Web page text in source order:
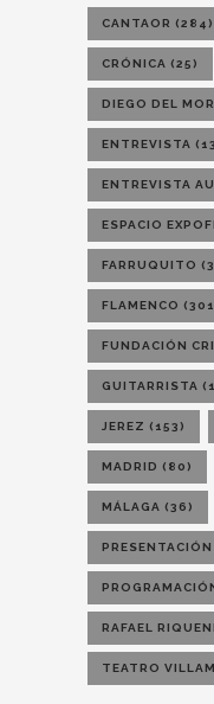
CANTAOR (284)
CRÓNICA (25)
DIEGO DEL
ENTREVISTA
ENTREVISTA
ESPACIO
FARRUQUITO
FLAMENCO
FUNDACIÓN
GUITARRISTA
JEREZ (153)
MADRID (80)
MÁLAGA (36)
PRESENTACIÓN
RAFAEL RIQUENI
TEATRO